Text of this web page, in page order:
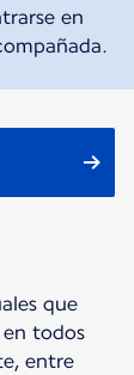
en
que
en todos
entre